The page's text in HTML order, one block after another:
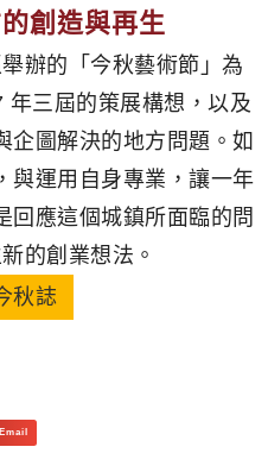
創造與再生
辦的「今秋藝術節」為
三屆的策展構想，以及
企圖解決的地方問題。如
與運用自身專業，讓一年
回應這個城鎮所面臨的問
的創業想法。
秋誌
Email